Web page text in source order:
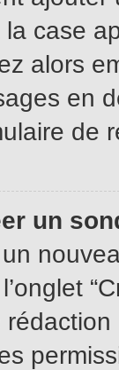
case
alors
en
de
un